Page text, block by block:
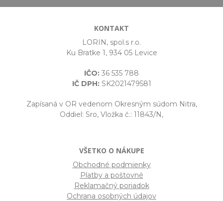
KONTAKT
LORIN, spol.s r.o.
Ku Bratke 1, 934 05 Levice
IČO: 36 535 788
IČ DPH:SK2021479581
Zapísaná v OR vedenom Okresným súdom Nitra,
Oddiel: Sro, Vložka č.: 11843/N,
VŠETKO O NÁKUPE
Obchodné podmienky
Platby a poštovné
Reklamačný poriadok
Ochrana osobných údajov